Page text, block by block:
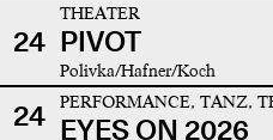
24
THEATER
PIVOT
Polivka/Hafner/Koch
24 PERFORMANCE, TANZ,
EYES ON 2026